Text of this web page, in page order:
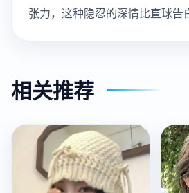
张力，这种隐忍的深情比直球告
相关推荐